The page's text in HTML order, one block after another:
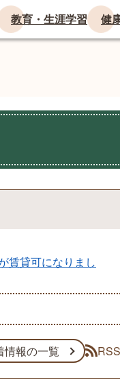
教育・生涯学習 健
賃貸可になりまし
情報の一覧 RSS